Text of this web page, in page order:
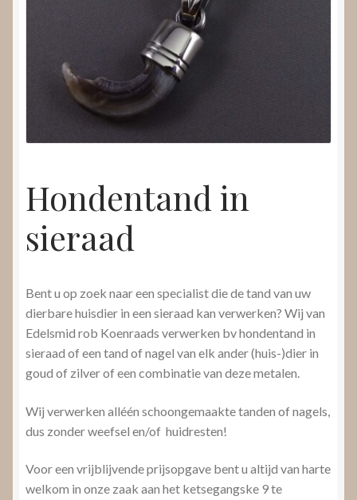
Video’s
Submenu
uitvouwen
Hondentand in
sieraad
Bent u op zoek naar een specialist die de tand van uw
dierbare huisdier in een sieraad kan verwerken? Wij van
Edelsmid rob Koenraads verwerken bv hondentand in
sieraad of een tand of nagel van elk ander (huis-)dier in
goud of zilver of een combinatie van deze metalen.
Wij verwerken alléén schoongemaakte tanden of nagels,
dus zonder weefsel en/of huidresten!
Voor een vrijblijvende prijsopgave bent u altijd van harte
welkom in onze zaak aan het ketsegangske 9 te